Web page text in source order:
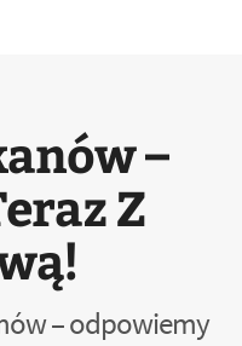
–
Z
– odpowiemy